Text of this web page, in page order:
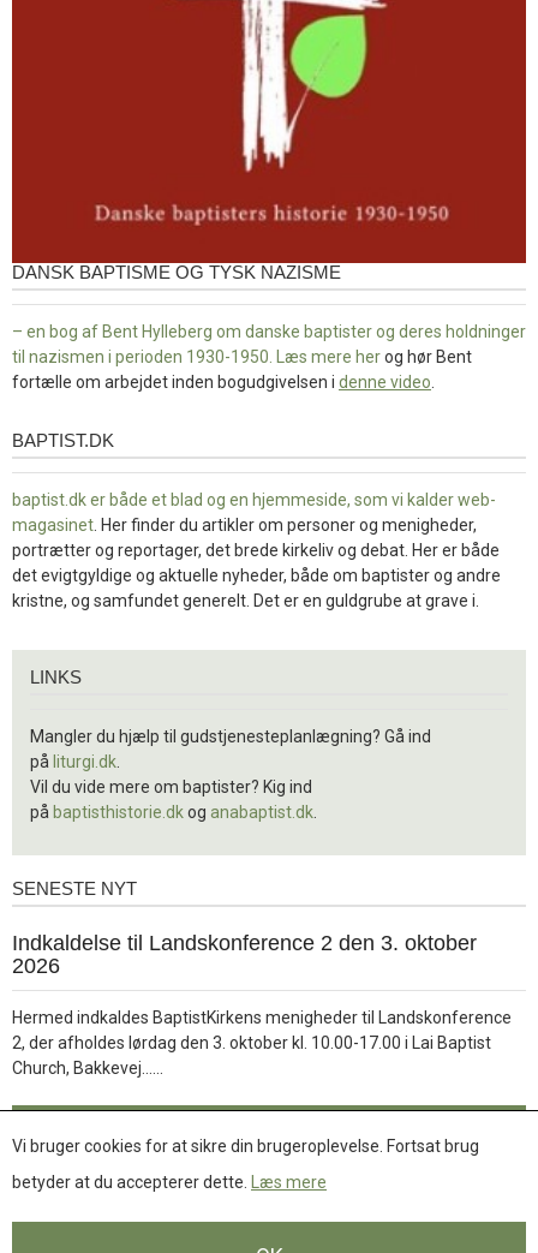
DANSK BAPTISME OG TYSK NAZISME
– en bog af Bent Hylleberg om danske baptister og deres holdninger
til nazismen i perioden 1930-1950. Læs mere herog hør Bent
fortælle om arbejdet inden bogudgivelsen i denne video
baptist.dk
BAPTIST.DK
baptist.dk er både et blad og en hjemmeside, som vi kalder web-
magasinet . Her finder du artikler om personer og menigheder,
portrætter og reportager, det brede kirkeliv og debat. Her er både
det evigtgyldige og aktuelle nyheder, både om baptister og andre
kristne, og samfundet generelt. Det er en guldgrube at grave i.
LINKS
Mangler du hjælp til gudstjenesteplanlægning? Gå ind
på liturgi.dk
Vil du vide mere om baptister? Kig ind
på baptisthistorie.dkog anabaptist.dk
Seneste
SENESTE NYT
1.
jul.
Indkaldelse til Landskonference 2 den 3. oktober
2026
Hermed indkaldes BaptistKirkens menigheder til Landskonference
2, der afholdes lørdag den 3. oktober kl. 10.00-17.00 i Lai Baptist
Church, Bakkevej……
Læs mere
Vi bruger cookies for at sikre din brugeroplevelse. Fortsat brug
betyder at du accepterer dette.
Læs mere